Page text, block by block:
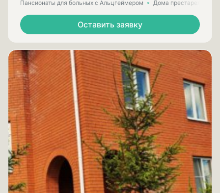
Пансионаты для больных с Альцгеймером Дома престарелых
Оставить заявку